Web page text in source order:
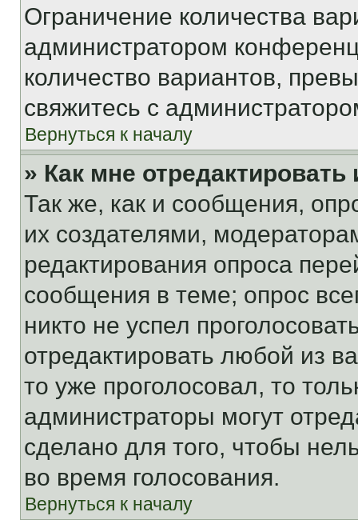
Ограничение количества
администратором
количество вариантов,
свяжитесь с
Вернуться к началу
» Как мне
Так же, как и сообщения,
их создателями,
редактирования опроса
сообщения в теме; опрос
никто не успел
отредактировать любой из
то уже проголосовал, то
администраторы могут
сделано для того, чтобы
во время голосования.
Вернуться к началу